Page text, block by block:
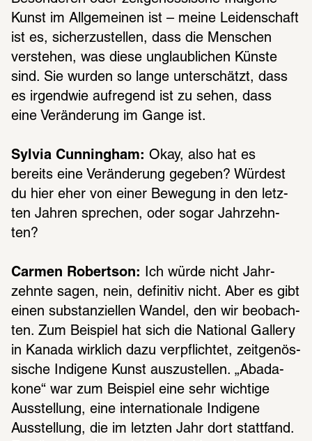
Kunst im Allge­mei­nen ist – meine Leiden­schaft
ist es, sicher­zu­stel­len, dass die Menschen
verste­hen, was diese unglaub­li­chen Künste
sind. Sie wurden so lange unter­schätzt, dass
es irgend­wie aufre­gend ist zu sehen, dass
eine Verän­de­rung im Gange ist.
Sylvia Cunningham: Okay, also hat es
bereits eine Verän­de­rung gege­ben? Würdest
du hier eher von einer Bewe­gung in den letz­
ten Jahren spre­chen, oder sogar Jahr­zehn­
ten?
Carmen Robertson:
Ich würde nicht Jahr­
zehnte sagen, nein, defi­ni­tiv nicht. Aber es gibt
einen substan­zi­el­len Wandel, den wir beob­ach­
ten. Zum Beispiel hat sich die Natio­nal Gallery
in Kanada wirk­lich dazu verpflich­tet, zeit­ge­nös­
si­sche Indi­gene Kunst auszu­stel­len. „Abada­
kone“ war zum Beispiel eine sehr wich­tige
Ausstel­lung, eine inter­na­tio­nale Indi­gene
Ausstel­lung, die im letz­ten Jahr dort statt­fand.